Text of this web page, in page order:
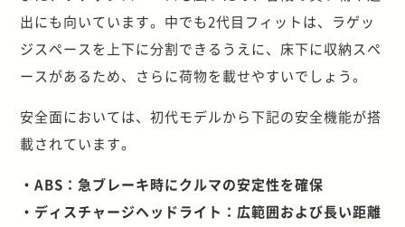
出にも向いています。中でも2代目フィットは、ラゲッ
ジスペースを上下に分割できるうえに、床下に収納スペ
ースがあるため、さらに荷物を載せやすいでしょう。
安全面においては、初代モデルから下記の安全機能が搭
載されています。
・ABS：急ブレーキ時にクルマの安定性を確保
・ディスチャージヘッドライト：広範囲および長い距離